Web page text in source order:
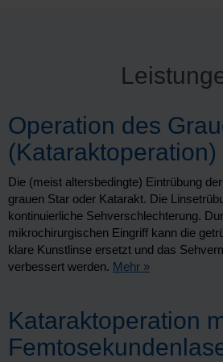
Operation des
(Kataraktoperation)
Die (meist altersbedingte) Eintrübung
grauen Star oder Katarakt. Die
kontinuierliche Sehverschlechterung.
mikrochirurgischen Eingriff kann die
klare Kunstlinse ersetzt und das
verbessert werden. Mehr »
Kataraktoperation